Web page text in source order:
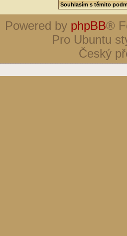
Powered by phpBB®
Pro Ubuntu
Český